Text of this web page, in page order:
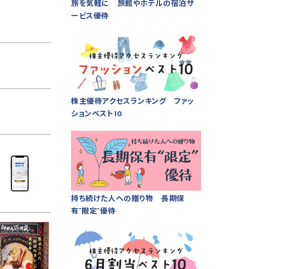
旅を気軽に 旅館やホテルの宿泊サ
ービス優待
株主優待アクセスランキング ファッ
ションベスト10
持ち続けた人への贈り物 長期保
有“限定”優待